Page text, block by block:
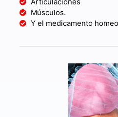
Músculos.
Y el medicamento